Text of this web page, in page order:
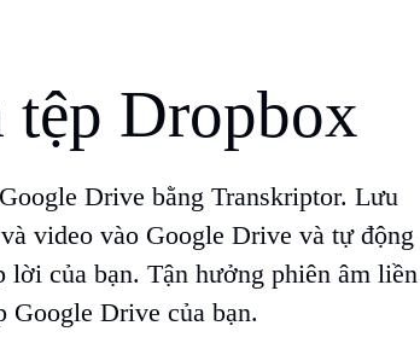
tệp Dropbox
Drive bằng Transkriptor. Lưu
video vào Google Drive và tự động
lời của bạn. Tận hưởng phiên âm liền
Google Drive của bạn.